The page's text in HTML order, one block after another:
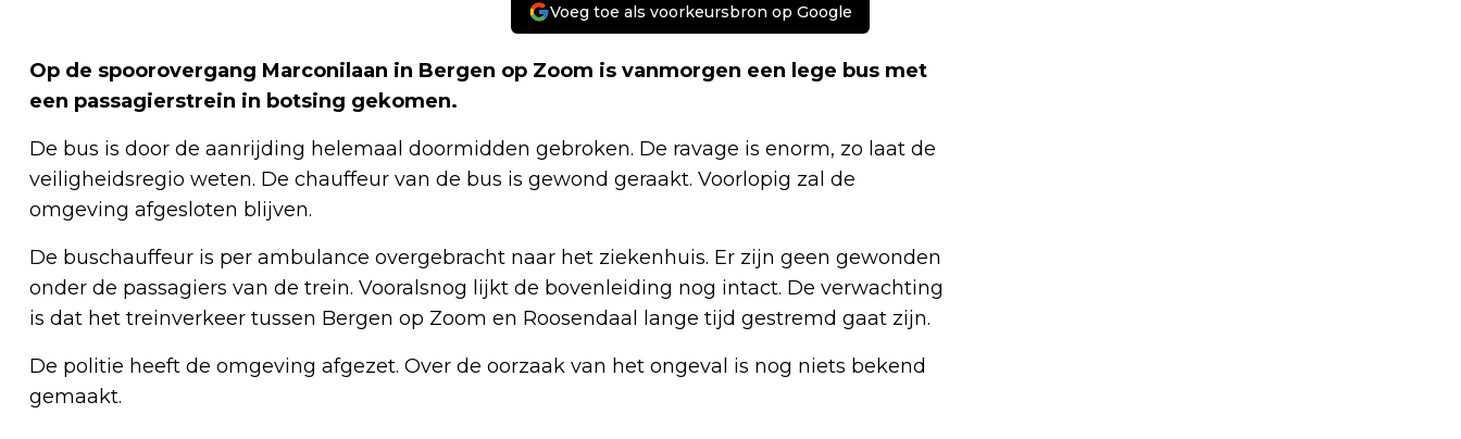
Voeg toe als voorkeursbron op Google
Op de spoorovergang Marconilaan in Bergen op Zoom is vanmorgen een lege bus met
een passagierstrein in botsing gekomen.
De bus is door de aanrijding helemaal doormidden gebroken. De ravage is enorm, zo laat de
veiligheidsregio weten. De chauffeur van de bus is gewond geraakt. Voorlopig zal de
omgeving afgesloten blijven.
De buschauffeur is per ambulance overgebracht naar het ziekenhuis. Er zijn geen gewonden
onder de passagiers van de trein. Vooralsnog lijkt de bovenleiding nog intact. De verwachting
is dat het treinverkeer tussen Bergen op Zoom en Roosendaal lange tijd gestremd gaat zijn.
De politie heeft de omgeving afgezet. Over de oorzaak van het ongeval is nog niets bekend
gemaakt.